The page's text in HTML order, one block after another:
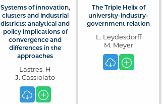
Systems of innovation,
clusters and industrial
districts: analytical and
policy implications of
convergence and
differences in the
approaches
Lastres. H
J. Cassiolato
The Triple Helix of
university-industry-
government relation
L. Leydesdorff
M. Meyer